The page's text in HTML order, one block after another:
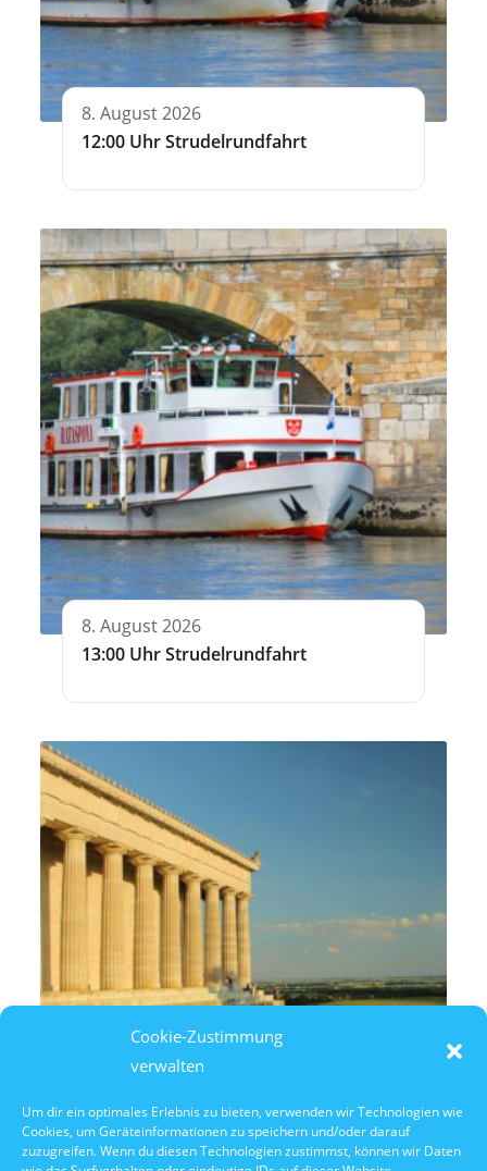
Cookie-Zustimmung
verwalten
Um dir ein optimales Erlebnis zu bieten, verwenden wir Technologien wie
Cookies, um Geräteinformationen zu speichern und/oder darauf
zuzugreifen. Wenn du diesen Technologien zustimmst, können wir Daten
8. August 2026
12:00 Uhr Strudelrundfahrt
8. August 2026
13:00 Uhr Strudelrundfahrt
8. August 2026